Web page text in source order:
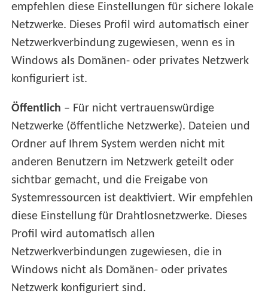
empfehlen diese Einstellungen für sichere lokale
Netzwerke. Dieses Profil wird automatisch einer
Netzwerkverbindung zugewiesen, wenn es in
Windows als Domänen- oder privates Netzwerk
konfiguriert ist.
Öffentlich – Für nicht vertrauenswürdige
Netzwerke (öffentliche Netzwerke). Dateien und
Ordner auf Ihrem System werden nicht mit
anderen Benutzern im Netzwerk geteilt oder
sichtbar gemacht, und die Freigabe von
Systemressourcen ist deaktiviert. Wir empfehlen
diese Einstellung für Drahtlosnetzwerke. Dieses
Profil wird automatisch allen
Netzwerkverbindungen zugewiesen, die in
Windows nicht als Domänen- oder privates
Netzwerk konfiguriert sind.